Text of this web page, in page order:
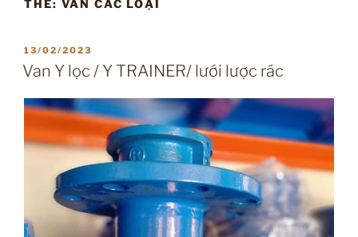
THẺ: VAN CÁC LOẠI
ĐĂNG
TRONG
13/02/2023
Van Y lọc / Y TRAINER/ lưới lược rác